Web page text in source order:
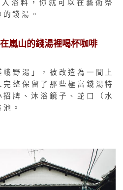
浴料，你就可以在藝術祭
錢湯。
嵐山的錢湯裡喝杯咖啡
野湯」，被改造為一間上
完整保留了那些極富錢湯特
牌、沐浴鏡子、蛇口（水
。